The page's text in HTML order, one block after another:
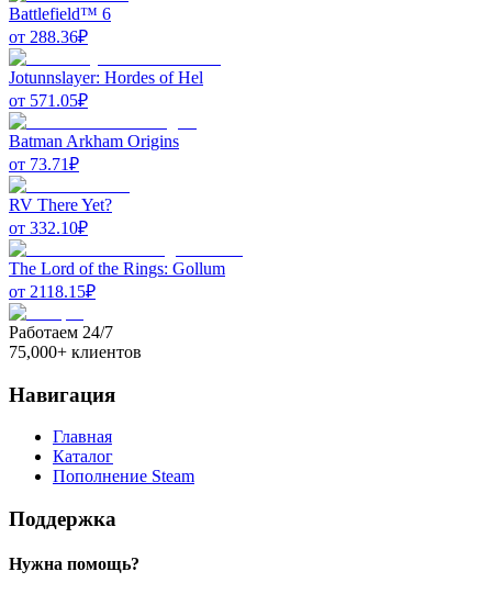
Battlefield™ 6
от 288.36₽
Jotunnslayer: Hordes of Hel
от 571.05₽
Batman Arkham Origins
от 73.71₽
RV There Yet?
от 332.10₽
The Lord of the Rings: Gollum
от 2118.15₽
Работаем 24/7
75,000+ клиентов
Навигация
Главная
Каталог
Пополнение Steam
Поддержка
Нужна помощь?